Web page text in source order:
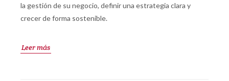
la gestión de su negocio, definir una estrategia clara y
crecer de forma sostenible.
Leer más